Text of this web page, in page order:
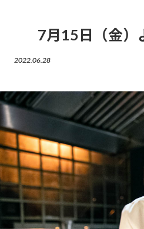
7月15日（金）
2022.06.28